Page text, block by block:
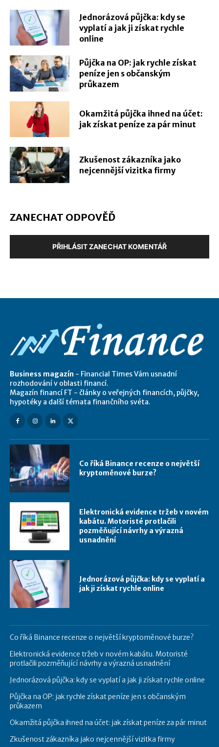
Jednorázová půjčka: kdy se
vyplatí a jak ji získat rychle
online
Půjčka na OP: jak rychle získat
peníze jen s občanským
průkazem
Okamžitá půjčka ihned na účet:
jak získat peníze za pár minut
Zkušenost zákazníka jako
nejcennější vizitka firmy
ZANECHAT ODPOVĚĎ
PŘIHLÁSIT ZANECHAT KOMENTÁŘ
Business magazín - Financial Times Vám usnadní
rozhodování v oblasti financí.
Magazín financí FT - články o veřejných financích, půjčky,
hypotéky a další témata finančního svéta.
Co říká Binance recenze o největší
kryptoměnové burze?
Elektronická evidence tržeb v novém
kabátu. Motoristé protlačili
pozměňující návrhy a výrazná
usnadnění
Jednorázová půjčka: kdy se vyplatí a
jak ji získat rychle online
Co říká Binance recenze o největší kryptoměnové burze?
Elektronická evidence tržeb v novém kabátu. Motoristé
protlačili pozměňující návrhy a výrazná usnadnění
Jednorázová půjčka: kdy se vyplatí a jak ji získat rychle online
Půjčka na OP: jak rychle získat peníze jen s občanským
průkazem
Okamžitá půjčka ihned na účet: jak získat peníze za pár minut
Zkušenost zákazníka jako nejcennější vizitka firmy